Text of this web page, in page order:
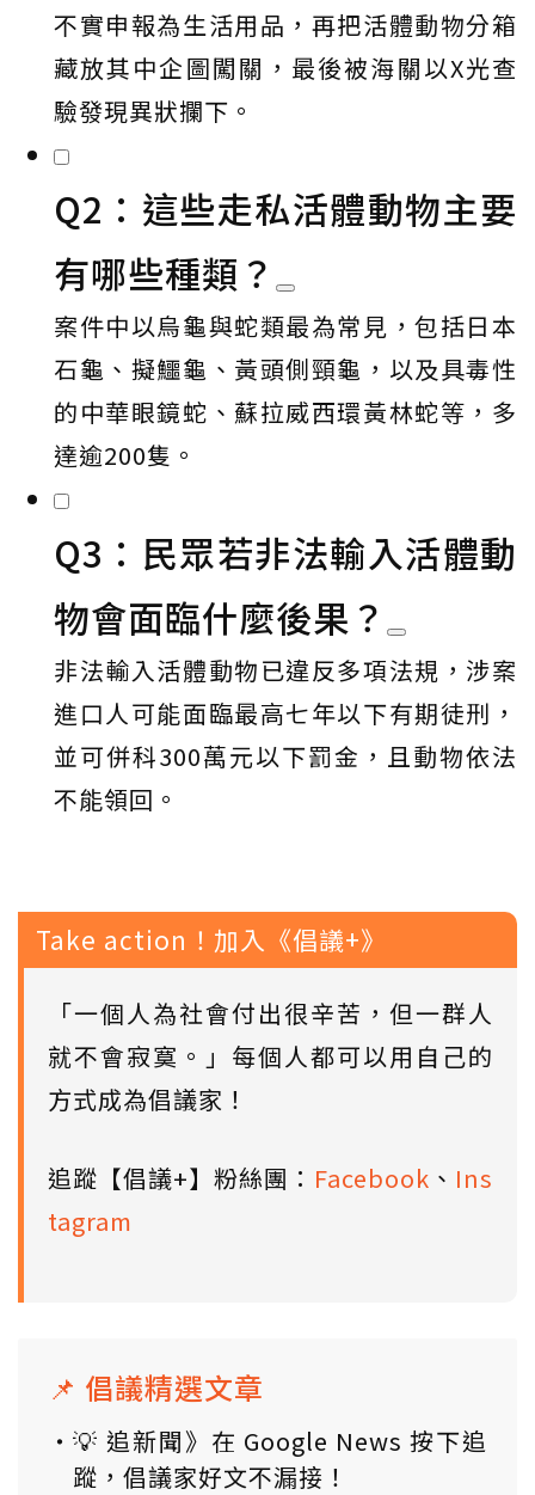
不實申報為生活用品，再把活體動物分箱
藏放其中企圖闖關，最後被海關以X光查
驗發現異狀攔下。
Q2：這些走私活體動物主要
有哪些種類？
案件中以烏龜與蛇類最為常見，包括日本
石龜、擬鱷龜、黃頭側頸龜，以及具毒性
的中華眼鏡蛇、蘇拉威西環黃林蛇等，多
達逾200隻。
Q3：民眾若非法輸入活體動
物會面臨什麼後果？
非法輸入活體動物已違反多項法規，涉案
進口人可能面臨最高七年以下有期徒刑，
並可併科300萬元以下罰金，且動物依法
不能領回。
Take action！加入《倡議+》
「一個人為社會付出很辛苦，但一群人
就不會寂寞。」每個人都可以用自己的
方式成為倡議家！
追蹤【倡議+】粉絲團： Facebook 、 Ins
tagram
📌 倡議精選文章
💡 追新聞》在 Google News 按下追
蹤，倡議家好文不漏接！